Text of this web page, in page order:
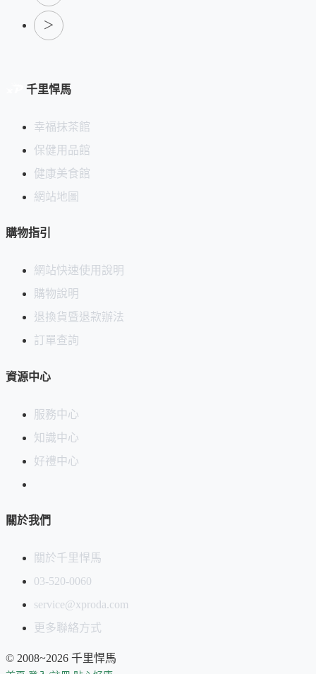
＞
千里悍馬
幸福抹茶館
保健用品館
健康美食館
網站地圖
購物指引
網站快速使用說明
購物說明
退換貨暨退款辦法
訂單查詢
資源中心
服務中心
知識中心
好禮中心
關於我們
關於千里悍馬
03-520-0060
service@xproda.com
更多聯絡方式
© 2008~2026 千里悍馬